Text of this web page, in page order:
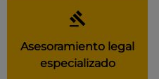
Asesoramiento legal
especializado